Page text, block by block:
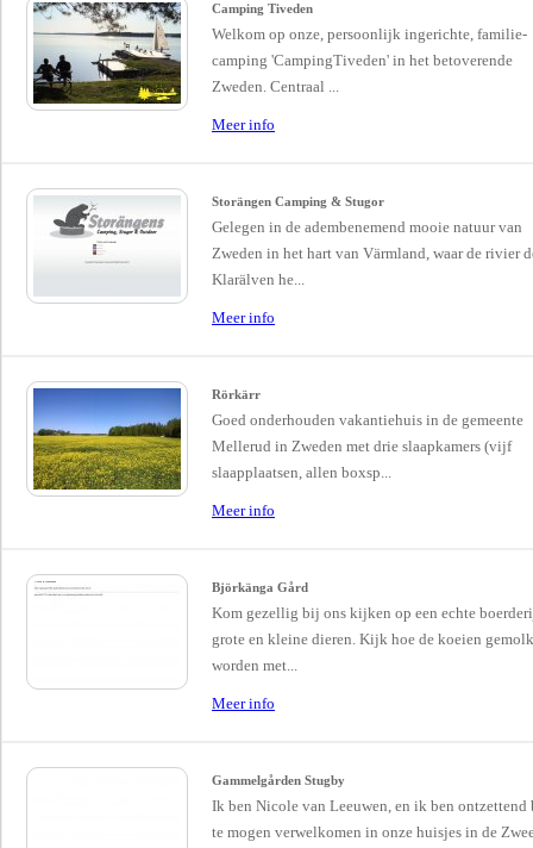
Camping Tiveden
Welkom op onze, persoonlijk ingerichte, familie-
camping 'CampingTiveden' in het betoverende
Zweden. Centraal ...
Meer info
Storängen Camping & Stugor
Gelegen in de adembenemend mooie natuur van
Zweden in het hart van Värmland, waar de rivier
Klarälven he...
Meer info
Rörkärr
Goed onderhouden vakantiehuis in de gemeente
Mellerud in Zweden met drie slaapkamers (vijf
slaapplaatsen, allen boxsp...
Meer info
Björkänga Gård
Kom gezellig bij ons kijken op een echte
grote en kleine dieren. Kijk hoe de koeien
worden met...
Meer info
Gammelgården Stugby
Ik ben Nicole van Leeuwen, en ik ben
te mogen verwelkomen in onze huisjes in de